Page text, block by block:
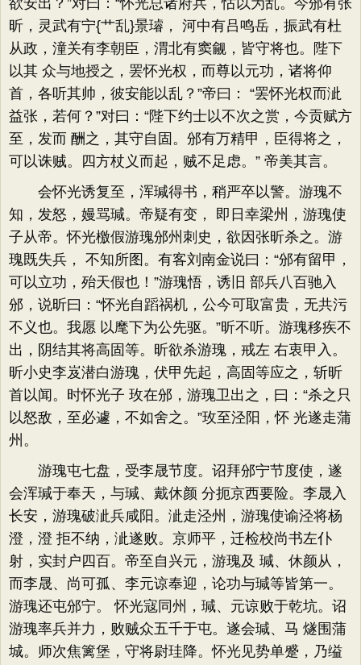
欲安出？”对曰：“怀光总诸府兵，怙以为乱。今邠有张
昕，灵武有宁{艹乱}景璿， 河中有吕鸣岳，振武有杜
从政，潼关有李朝臣，渭北有窦觎，皆守将也。陛下
以其 众与地授之，罢怀光权，而尊以元功，诸将仰
首，各听其帅，彼安能以乱？”帝曰： “罢怀光权而泚
益张，若何？”对曰：“陛下约士以不次之赏，今贡赋方
至，发而 酬之，其守自固。邠有万精甲，臣得将之，
可以诛贼。四方杖义而起，贼不足虑。” 帝美其言。
会怀光诱复至，浑瑊得书，稍严卒以警。游瑰不
知，发怒，嫚骂瑊。帝疑有变， 即日幸梁州，游瑰使
子从帝。怀光檄假游瑰邠州刺史，欲因张昕杀之。游
瑰既失兵， 不知所图。有客刘南金说曰：“邠有留甲，
可以立功，殆天假也！”游瑰悟，诱旧 部兵八百驰入
邠，说昕曰：“怀光自蹈祸机，公今可取富贵，无共污
不义也。我愿 以麾下为公先驱。”昕不听。游瑰移疾不
出，阴结其将高固等。昕欲杀游瑰，戒左 右衷甲入。
昕小史李岌潜白游瑰，伏甲先起，高固等应之，斩昕
首以闻。时怀光子 玫在邠，游瑰卫出之，曰：“杀之只
以怒敌，至必遽，不如舍之。”玫至泾阳，怀 光遂走蒲
州。
游瑰屯七盘，受李晟节度。诏拜邠宁节度使，遂
会浑瑊于奉天，与瑊、戴休颜 分扼京西要险。李晟入
长安，游瑰破泚兵咸阳。泚走泾州，游瑰使谕泾将杨
澄，澄 拒不纳，泚遂败。京师平，迁检校尚书左仆
射，实封户四百。帝至自兴元，游瑰及 瑊、休颜从，
而李晟、尚可孤、李元谅奉迎，论功与瑊等皆第一。
游瑰还屯邠宁。 怀光寇同州，瑊、元谅败于乾坑。诏
游瑰率兵并力，败贼众五千于屯。遂会瑊、马 燧围蒲
城。师次焦篱堡，守将尉珪降。怀光见势单蹙，乃缢